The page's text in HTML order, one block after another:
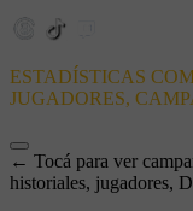
ESTADÍSTICAS
JUGADORES,
← Tocá para ver
historiales, jugadores,